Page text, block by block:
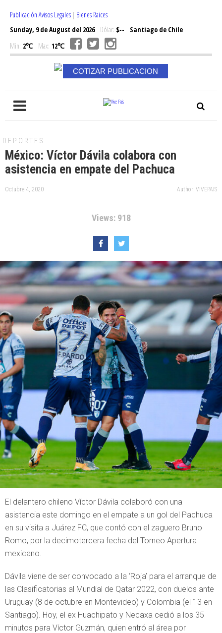
Publicación Avisos Legales | Bienes Raices
Sunday, 9 de August del 2026Dólar: $--
Santiago de Chile
Min: 2℃ Max: 12℃
COTIZAR PUBLICACION
DEPORTES
México: Víctor Dávila colabora con
asistencia en empate del Pachuca
Octubre 4, 2020 Author: VIVEPAIS
Views: 918
El delantero chileno Víctor Dávila colaboró con una
asistencia este domingo en el empate a un gol del Pachuca
en su visita a Juárez FC, que contó con el zaguero Bruno
Romo, por la decimotercera fecha del Torneo Apertura
mexicano.
Dávila viene de ser convocado a la ‘Roja’ para el arranque de
las Clasificatorias al Mundial de Qatar 2022, con duelos ante
Uruguay (8 de octubre en Montevideo) y Colombia (el 13 en
Santiago). Hoy, el ex Huachipato y Necaxa cedió a los 35
minutos para Víctor Guzmán, quien entró al área por